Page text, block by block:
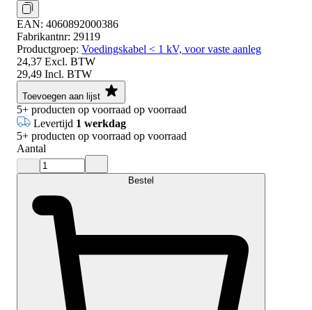
EAN: 4060892000386
Fabrikantnr: 29119
Productgroep: Voedingskabel < 1 kV, voor vaste aanleg
24,37 Excl. BTW
29,49 Incl. BTW
Toevoegen aan lijst
5+ producten op voorraad op voorraad
Levertijd 1 werkdag
5+ producten op voorraad op voorraad
Aantal
Bestel